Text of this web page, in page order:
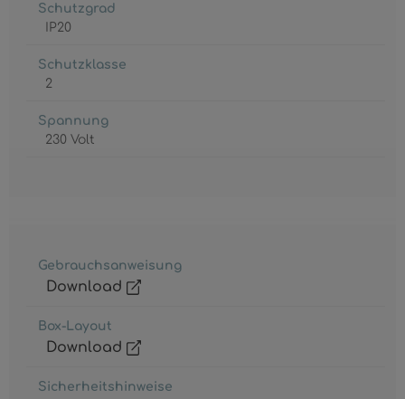
Schutzgrad
IP20
Schutzklasse
2
Spannung
230 Volt
Gebrauchsanweisung
Download
Box-Layout
Download
Sicherheitshinweise